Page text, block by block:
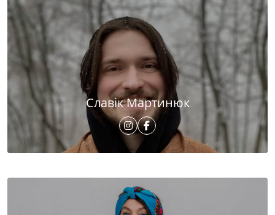
Славік Мартинюк